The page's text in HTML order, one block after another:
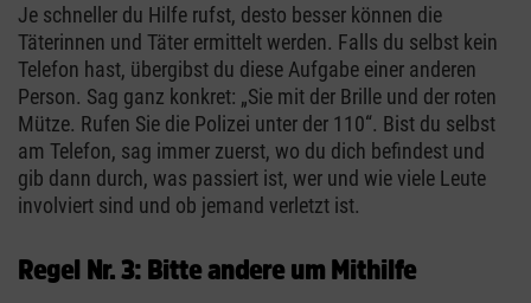
Je schneller du Hilfe rufst, desto besser können die
Täterinnen und Täter ermittelt werden. Falls du selbst kein
Telefon hast, übergibst du diese Aufgabe einer anderen
Person. Sag ganz konkret: „Sie mit der Brille und der roten
Mütze. Rufen Sie die Polizei unter der 110“. Bist du selbst
am Telefon, sag immer zuerst, wo du dich befindest und
gib dann durch, was passiert ist, wer und wie viele Leute
involviert sind und ob jemand verletzt ist.
Regel Nr. 3: Bitte andere um Mithilfe